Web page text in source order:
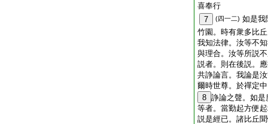
喜奉行
7
(四一二) 如是我
竹園。時有衆多比
我知法律。汝等不
與理合。汝等所説
説者。則在後説。
共諍論言。我論是
爾時世尊。於禪定
8 諍論之聲。如
等者。當勤起方便
説是經已。諸比丘